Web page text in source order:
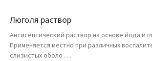
Люголя раствор
Антисептический раствор на основе йода и
Применяется местно при различных
слизистых оболо . . .